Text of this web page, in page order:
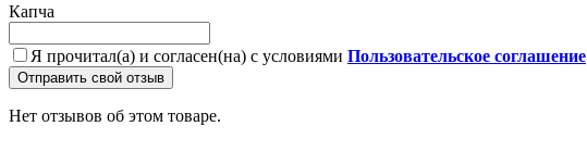
Капча
Я прочитал(а) и согласен(на) с условиями Пользовательское соглашение
Отправить свой отзыв
Нет отзывов об этом товаре.